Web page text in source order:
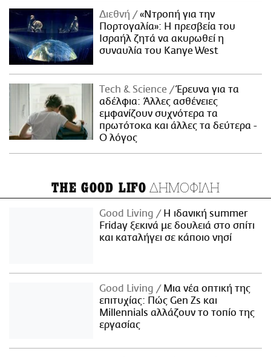
Διεθνή
«Ντροπή για την
Πορτογαλία»: Η πρεσβεία του
Ισραήλ ζητά να ακυρωθεί η
συναυλία του Kanye West
Τech & Science
Έρευνα για τα
αδέλφια: Άλλες ασθένειες
εμφανίζουν συχνότερα τα
πρωτότοκα και άλλες τα δεύτερα -
Ο λόγος
THE GOOD LIFO ΔΗΜΟΦΙΛΗ
Good Living
Η ιδανική summer
Friday ξεκινά με δουλειά στο σπίτι
και καταλήγει σε κάποιο νησί
Good Living
Μια νέα οπτική της
επιτυχίας: Πώς Gen Zs και
Millennials αλλάζουν το τοπίο της
εργασίας